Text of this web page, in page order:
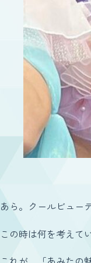
あら。クールビュー
この時は何を考えて